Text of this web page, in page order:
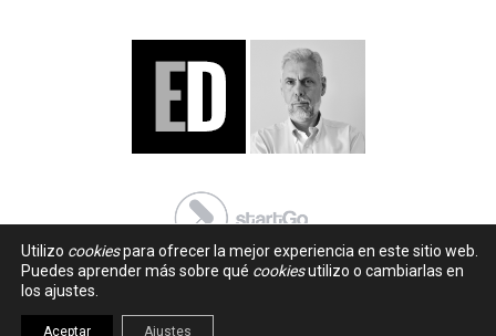
Utilizo cookiespara ofrecer la mejor experiencia en este sitio web.
Puedes aprender más sobre qué cookiesutilizo o cambiarlas en
los ajustes.
Aceptar Ajustes